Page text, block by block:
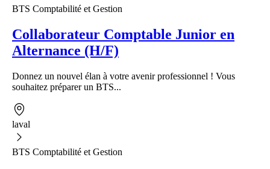
BTS Comptabilité et Gestion
Collaborateur Comptable Junior en
Alternance (H/F)
Donnez un nouvel élan à votre avenir professionnel ! Vous
souhaitez préparer un BTS...
laval
BTS Comptabilité et Gestion